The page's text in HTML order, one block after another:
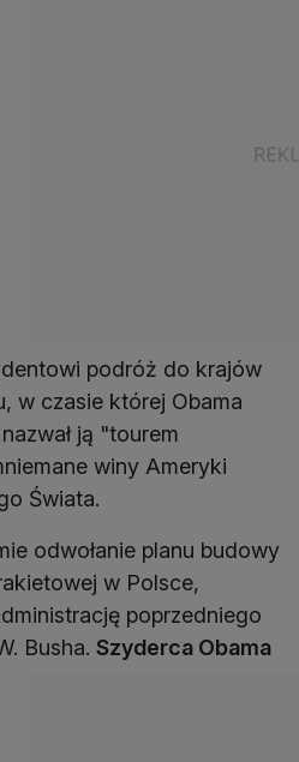
podróż do krajów
w czasie której Obama
ją "tourem
winy Ameryki
Świata.
odwołanie planu budowy
w Polsce,
poprzedniego
Busha. Szyderca Obama